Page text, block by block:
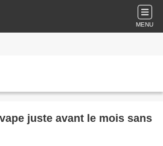
MENU
juste avant le mois sans